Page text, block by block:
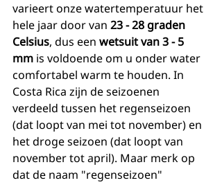
varieert onze watertemperatuur het
hele jaar door van 23 - 28 graden
Celsius, dus een wetsuit van 3 - 5
mm is voldoende om u onder water
comfortabel warm te houden. In
Costa Rica zijn de seizoenen
verdeeld tussen het regenseizoen
(dat loopt van mei tot november) en
het droge seizoen (dat loopt van
november tot april). Maar merk op
dat de naam "regenseizoen"